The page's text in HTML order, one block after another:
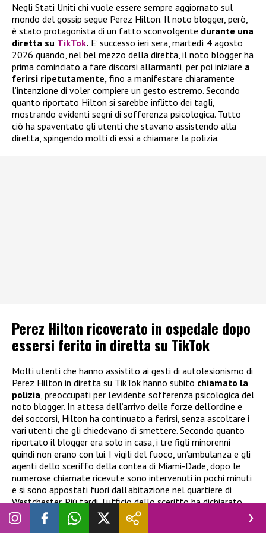
Negli Stati Uniti chi vuole essere sempre aggiornato sul
mondo del gossip segue Perez Hilton. Il noto blogger, però,
è stato protagonista di un fatto sconvolgente durante una
diretta su TikTok. E’ successo ieri sera, martedì 4 agosto
2026 quando, nel bel mezzo della diretta, il noto blogger ha
prima cominciato a fare discorsi allarmanti, per poi iniziare a
ferirsi ripetutamente, fino a manifestare chiaramente
l’intenzione di voler compiere un gesto estremo. Secondo
quanto riportato Hilton si sarebbe inflitto dei tagli,
mostrando evidenti segni di sofferenza psicologica. Tutto
ciò ha spaventato gli utenti che stavano assistendo alla
diretta, spingendo molti di essi a chiamare la polizia.
Perez Hilton ricoverato in ospedale dopo
essersi ferito in diretta su TikTok
Molti utenti che hanno assistito ai gesti di autolesionismo di
Perez Hilton in diretta su TikTok hanno subito chiamato la
polizia, preoccupati per l’evidente sofferenza psicologica del
noto blogger. In attesa dell’arrivo delle forze dell’ordine e
dei soccorsi, Hilton ha continuato a ferirsi, senza ascoltare i
vari utenti che gli chiedevano di smettere. Secondo quanto
riportato il blogger era solo in casa, i tre figli minorenni
quindi non erano con lui. I vigili del fuoco, un’ambulanza e gli
agenti dello sceriffo della contea di Miami-Dade, dopo le
numerose chiamate ricevute sono intervenuti in pochi minuti
e si sono appostati fuori dall’abitazione nel quartiere di
Westchester. Più tardi, l’ufficio dello sceriffo ha dichiarato
che Perez Hilton era stato
“tratto in salvo e trasportato dai
vigili del fuoco di Miami-Dade
in un